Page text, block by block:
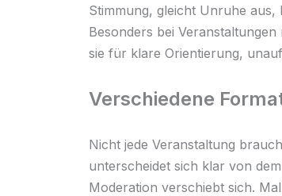
Stimmung, gleicht Unruhe
Besonders bei
sie für klare Orientierung,
Verschiedene
Nicht jede Veranstaltung
unterscheidet sich klar von
Moderation verschiebt sich.